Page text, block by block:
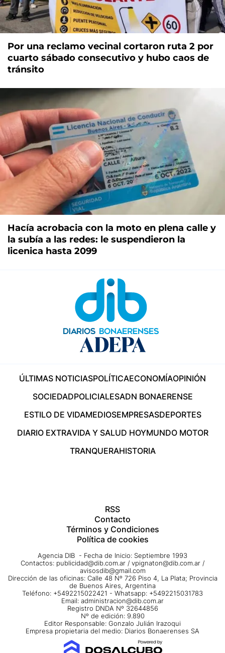
Por una reclamo vecinal cortaron ruta 2 por
cuarto sábado consecutivo y hubo caos de
tránsito
Hacía acrobacia con la moto en plena calle y
la subía a las redes: le suspendieron la
licenica hasta 2099
ÚLTIMAS NOTICIASPOLÍTICAECONOMÍAOPINIÓN
SOCIEDADPOLICIALESADN BONAERENSE
ESTILO DE VIDAMEDIOSEMPRESASDEPORTES
DIARIO EXTRAVIDA Y SALUD HOYMUNDO MOTOR
TRANQUERAHISTORIA
RSS
Contacto
Términos y Condiciones
Política de cookies
Agencia DIB - Fecha de Inicio: Septiembre 1993
Contactos: publicidad@dib.com.ar / vpignaton@dib.com.ar /
avisosdib@gmail.com
Dirección de las oficinas: Calle 48 Nº 726 Piso 4, La Plata; Provincia
de Buenos Aires, Argentina
Teléfono: +5492215022421 - Whatsapp: +5492215031783
Email: administracion@dib.com.ar
Registro DNDA Nº 32644856
Nº de edición: 9.890
Editor Responsable: Gonzalo Julián Irazoqui
Empresa propietaria del medio: Diarios Bonaerenses SA